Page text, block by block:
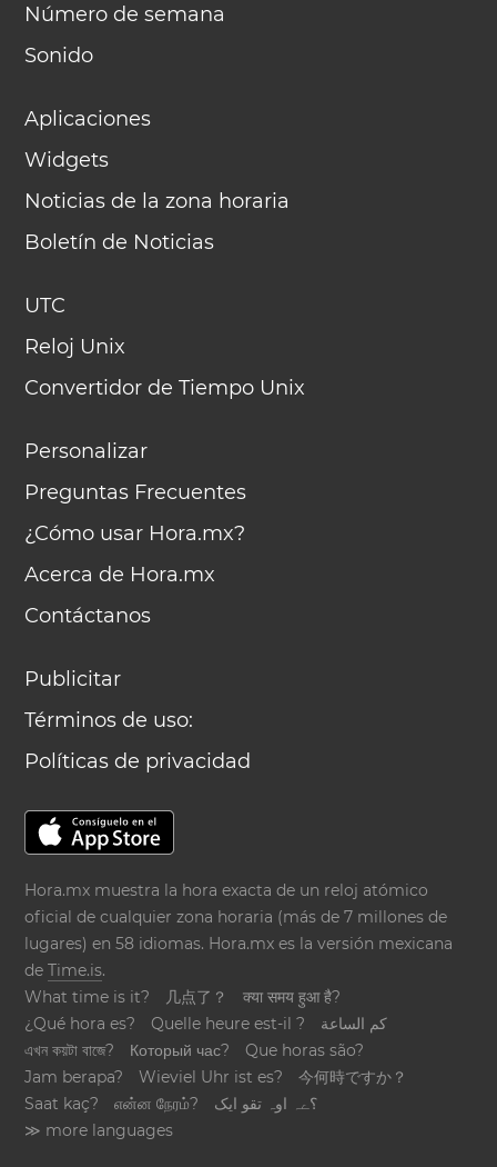
Número de semana
Sonido
Aplicaciones
Widgets
Noticias de la zona horaria
Boletín de Noticias
UTC
Reloj Unix
Convertidor de Tiempo Unix
Personalizar
Preguntas Frecuentes
¿Cómo usar Hora.mx?
Acerca de Hora.mx
Contáctanos
Publicitar
Términos de uso:
Políticas de privacidad
Hora.mx muestra la hora exacta de un reloj atómico
oficial de cualquier zona horaria (más de 7 millones de
lugares) en 58 idiomas. Hora.mx es la versión mexicana
deTime.is.
What time is it?
几点了？
क्या समय हुआ है?
¿Qué hora es?
Quelle heure est-il ?
كم الساعة
এখন কয়টা বাজে?
Который час?
Que horas são?
Jam berapa?
Wieviel Uhr ist es?
今何時ですか？
Saat kaç?
என்ன நேரம்?
؟ےہ اوہ تقو ایک
≫ more languages